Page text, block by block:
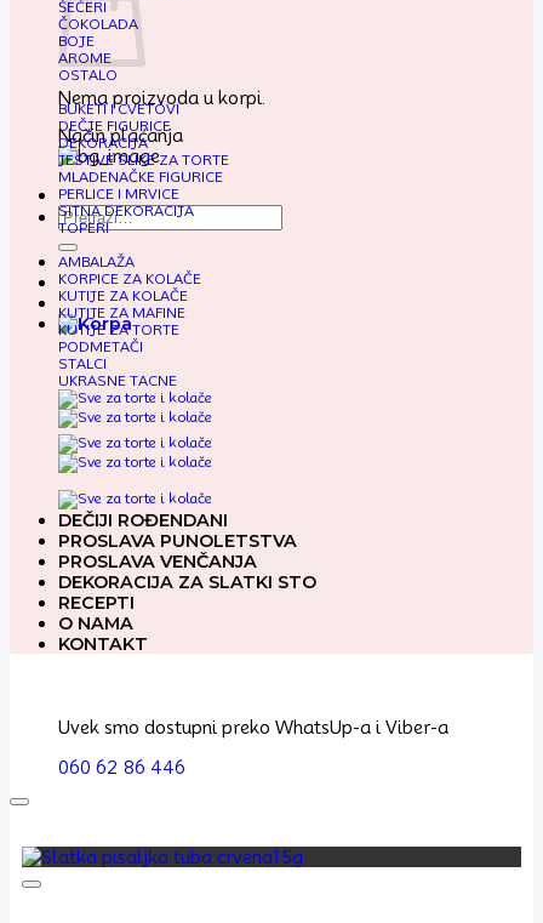
Nema proizvoda u korpi.
Način plaćanja
Pretraga
za:
ŠEĆERI
ČOKOLADA
BOJE
AROME
OSTALO
BUKETI I CVETOVI
DEČJE FIGURICE
DEKORACIJA
JESTIVE SLIKE ZA TORTE
MLADENAČKE FIGURICE
PERLICE I MRVICE
SITNA DEKORACIJA
TOPERI
AMBALAŽA
KORPICE ZA KOLAČE
KUTIJE ZA KOLAČE
KUTIJE ZA MAFINE
KUTIJE ZA TORTE
PODMETAČI
STALCI
UKRASNE TACNE
DEČIJI ROĐENDANI
PROSLAVA PUNOLETSTVA
PROSLAVA VENČANJA
DEKORACIJA ZA SLATKI STO
RECEPTI
O NAMA
KONTAKT
Uvek smo dostupni preko WhatsUp-a i Viber-a
060 62 86 446